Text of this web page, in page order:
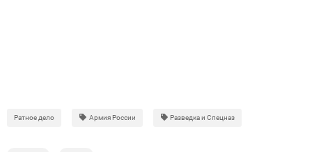
Ратное дело Армия России Разведка и Спецназ